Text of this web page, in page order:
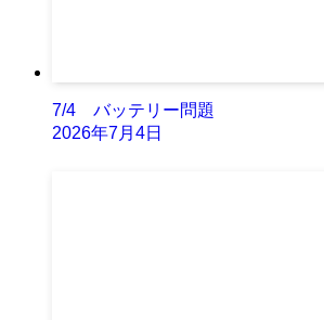
7/4 バッテリー問題
2026年7月4日